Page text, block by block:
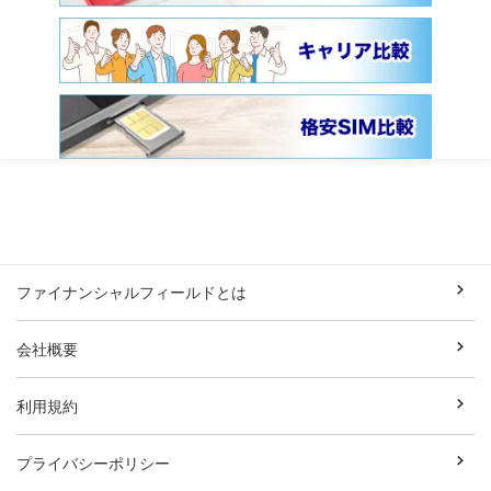
ファイナンシャルフィールドとは
会社概要
利用規約
プライバシーポリシー